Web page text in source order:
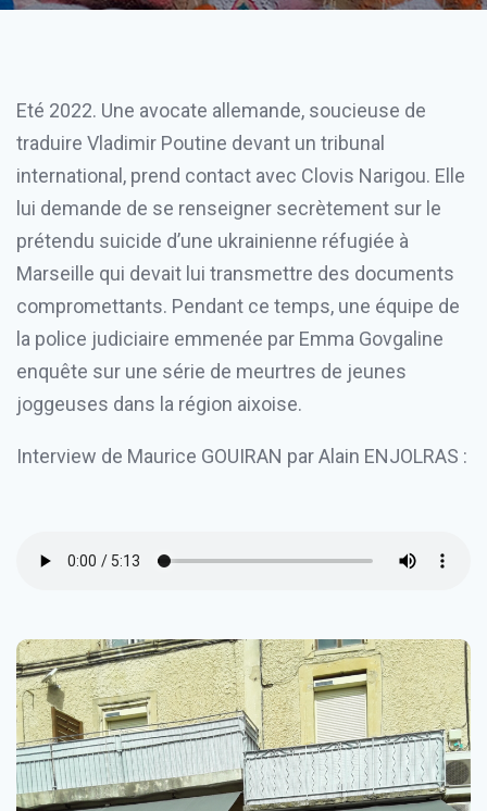
Eté 2022. Une avocate allemande, soucieuse de
traduire Vladimir Poutine devant un tribunal
international, prend contact avec Clovis Narigou. Elle
lui demande de se renseigner secrètement sur le
prétendu suicide d’une ukrainienne réfugiée à
Marseille qui devait lui transmettre des documents
compromettants. Pendant ce temps, une équipe de
la police judiciaire emmenée par Emma Govgaline
enquête sur une série de meurtres de jeunes
joggeuses dans la région aixoise.
Interview de Maurice GOUIRAN par Alain ENJOLRAS :